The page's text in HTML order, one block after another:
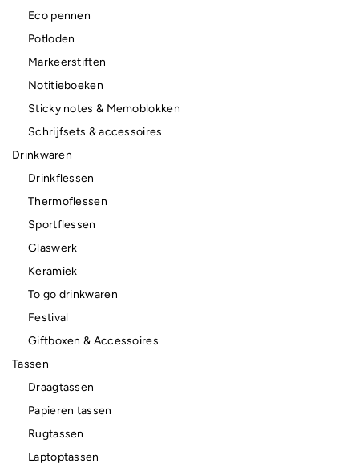
Eco pennen
Potloden
Markeerstiften
Notitieboeken
Sticky notes & Memoblokken
Schrijfsets & accessoires
Drinkwaren
Drinkflessen
Thermoflessen
Sportflessen
Glaswerk
Keramiek
To go drinkwaren
Festival
Giftboxen & Accessoires
Tassen
Draagtassen
Papieren tassen
Rugtassen
Laptoptassen